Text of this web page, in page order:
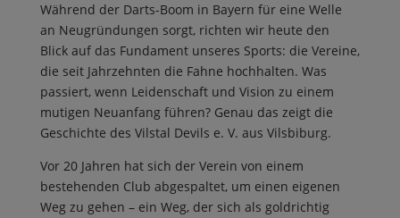
Während der Darts-Boom in Bayern für eine Welle
an Neugründungen sorgt, richten wir heute den
Blick auf das Fundament unseres Sports: die Vereine,
die seit Jahrzehnten die Fahne hochhalten. Was
passiert, wenn Leidenschaft und Vision zu einem
mutigen Neuanfang führen? Genau das zeigt die
Geschichte des Vilstal Devils e. V. aus Vilsbiburg.
Vor 20 Jahren hat sich der Verein von einem
bestehenden Club abgespaltet, um einen eigenen
Weg zu gehen – ein Weg, der sich als goldrichtig